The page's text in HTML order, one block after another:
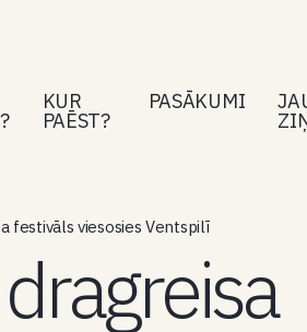
KUR
PAĒST?
PASĀKUMI
festivāls viesosies Ventspilī